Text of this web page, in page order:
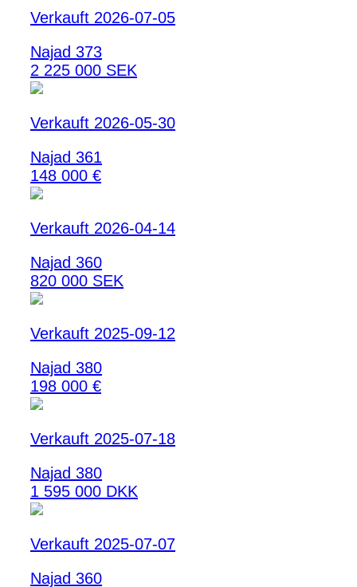
Verkauft 2026-07-05
Najad 373
2 225 000 SEK
Verkauft 2026-05-30
Najad 361
148 000 €
Verkauft 2026-04-14
Najad 360
820 000 SEK
Verkauft 2025-09-12
Najad 380
198 000 €
Verkauft 2025-07-18
Najad 380
1 595 000 DKK
Verkauft 2025-07-07
Najad 360